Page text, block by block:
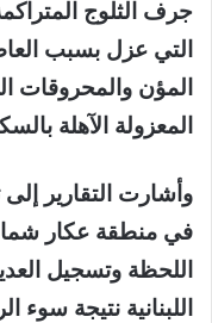
جرف الثلوج
التي عزل بسبب
المؤن والمحروقات
المعزولة الآهلة
وأشارت التقارير
في منطقة عكار
اللحظة وتسجيل
اللبنانية نتيجة سوء